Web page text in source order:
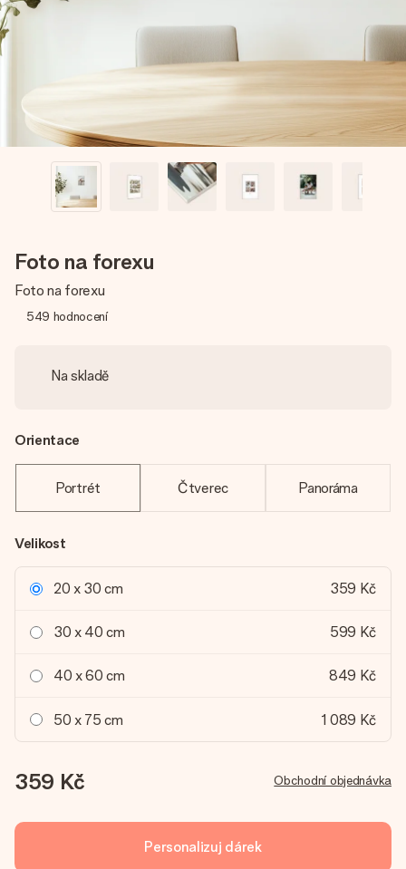
jménem, vaší fotografií nebo vzkazem, který doopravdy
zahřeje u srdce. Žádné zbytečné složitosti, jen spousta
lásky pro daný okamžik.
Foto na forexu
Foto na forexu
549 hodnocení
Na skladě
Orientace
Portrét Čtverec Panoráma
Velikost
20 x 30 cm 359 Kč
30 x 40 cm 599 Kč
40 x 60 cm 849 Kč
50 x 75 cm 1 089 Kč
359 Kč Obchodní objednávka
Personalizuj dárek